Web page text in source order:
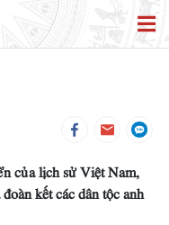
của lịch sử Việt Nam,
kết các dân tộc anh